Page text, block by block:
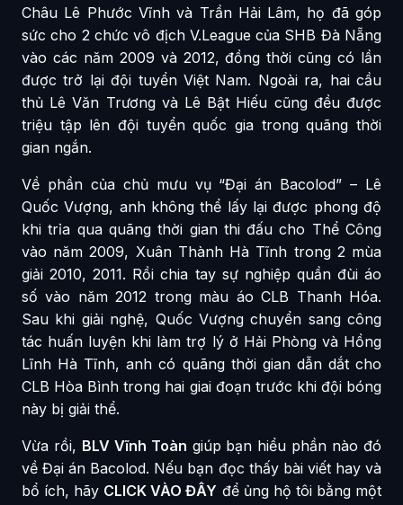
Châu Lê Phước Vĩnh và Trần Hải Lâm, họ đã góp
sức cho 2 chức vô địch V.League của SHB Đà Nẵng
vào các năm 2009 và 2012, đồng thời cũng có lần
được trở lại đội tuyển Việt Nam. Ngoài ra, hai cầu
thủ Lê Văn Trương và Lê Bật Hiếu cũng đều được
triệu tập lên đội tuyển quốc gia trong quãng thời
gian ngắn.
Về phần của chủ mưu vụ “Đại án Bacolod” – Lê
Quốc Vượng, anh không thể lấy lại được phong độ
khi trỉa qua quãng thời gian thi đấu cho Thể Công
vào năm 2009, Xuân Thành Hà Tĩnh trong 2 mùa
giải 2010, 2011. Rồi chia tay sự nghiệp quần đùi áo
số vào năm 2012 trong màu áo CLB Thanh Hóa.
Sau khi giải nghệ, Quốc Vượng chuyển sang công
tác huấn luyện khi làm trợ lý ở Hải Phòng và Hồng
Lĩnh Hà Tĩnh, anh có quãng thời gian dẫn dắt cho
CLB Hòa Bình trong hai giai đoạn trước khi đội bóng
này bị giải thể.
Vừa rồi, BLV Vĩnh Toàn giúp bạn hiểu phần nào đó
về Đại án Bacolod. Nếu bạn đọc thấy bài viết hay và
bổ ích, hãy CLICK VÀO ĐÂY để ủng hộ tôi bằng một